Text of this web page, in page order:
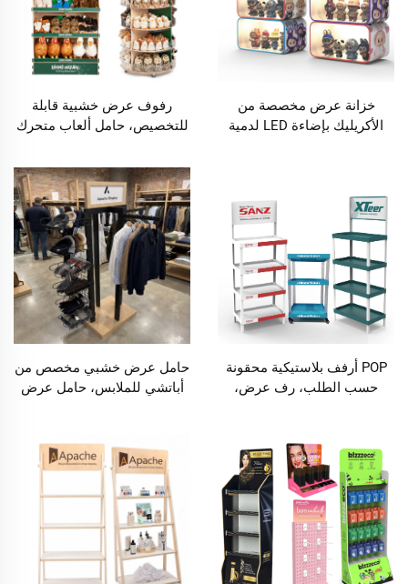
خزانة عرض مخصصة من
الأكريليك بإضاءة LED لدمية
رفوف عرض خشبية قابلة
للتخصيص، حامل ألعاب متحرك
ماركت، ومتاجر الألعاب من أجل
الخشب الرقائقي
POP أرفف بلاستيكية محقونة
حسب الطلب، رف عرض،
حامل عرض خشبي مخصص من
أباتشي للملابس، حامل عرض